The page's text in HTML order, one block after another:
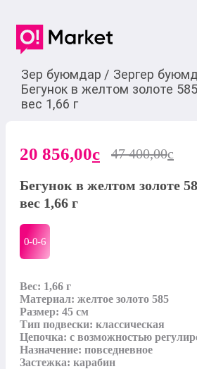
Зер буюмдар / Зергер
Бегунок в желтом золоте
вес 1,66 г
20 856,00c 47 400,00c
Бегунок в желтом золоте
вес 1,66 г
0-0-6
Вес: 1,66 г
Материал: желтое золото 585
Размер: 45 см
Тип подвески: классическая
Цепочка: с возможностью
Назначение: повседневное
Застежка: карабин